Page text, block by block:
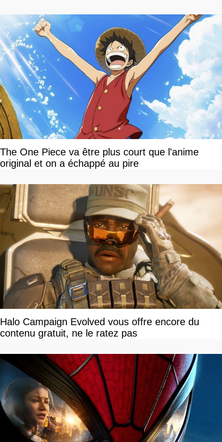
The One Piece va être plus court que l'anime
original et on a échappé au pire
Halo Campaign Evolved vous offre encore du
contenu gratuit, ne le ratez pas